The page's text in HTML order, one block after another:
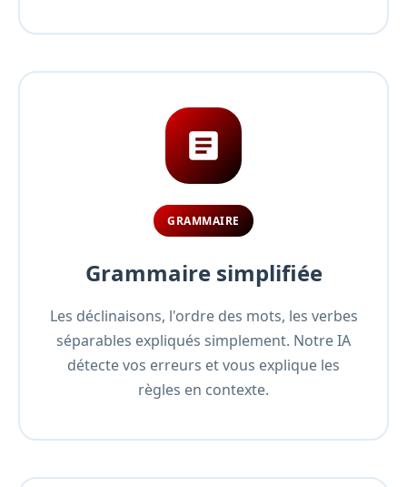
GRAMMAIRE
Grammaire simplifiée
Les déclinaisons, l'ordre des mots, les verbes
séparables expliqués simplement. Notre IA
détecte vos erreurs et vous explique les
règles en contexte.